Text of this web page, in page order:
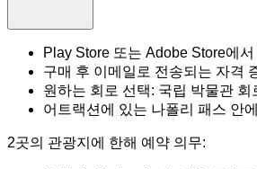
Play Store 또는 Adobe Store에
구매 후 이메일로 전송되는 자격
원하는 회로 선택: 국립 박물관
어트랙션에 있는 나폴리 패스 안
2곳의 관광지에 한해 예약 의무: